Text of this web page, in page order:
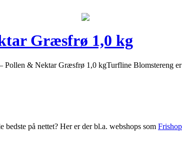
Græsfrø 1,0 kg
& Nektar Græsfrø 1,0 kgTurfline Blomstereng
på nettet? Her er der bl.a. webshops som